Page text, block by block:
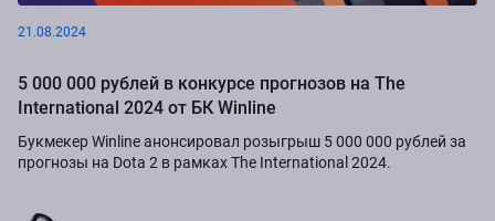
21.08.2024
5 000 000 рублей в конкурсе прогнозов на The
International 2024 от БК Winline
Букмекер Winline анонсировал розыгрыш 5 000 000 рублей за
прогнозы на Dota 2 в рамках The International 2024.